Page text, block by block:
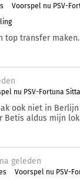
Voorspel nu PSV-
top transfer maken.
nu PSV-Fortuna
ook niet in
Betis aldus mijn
geleden
Voorspel nu PSV-